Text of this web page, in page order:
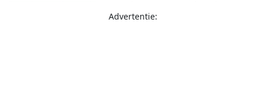
Advertentie: